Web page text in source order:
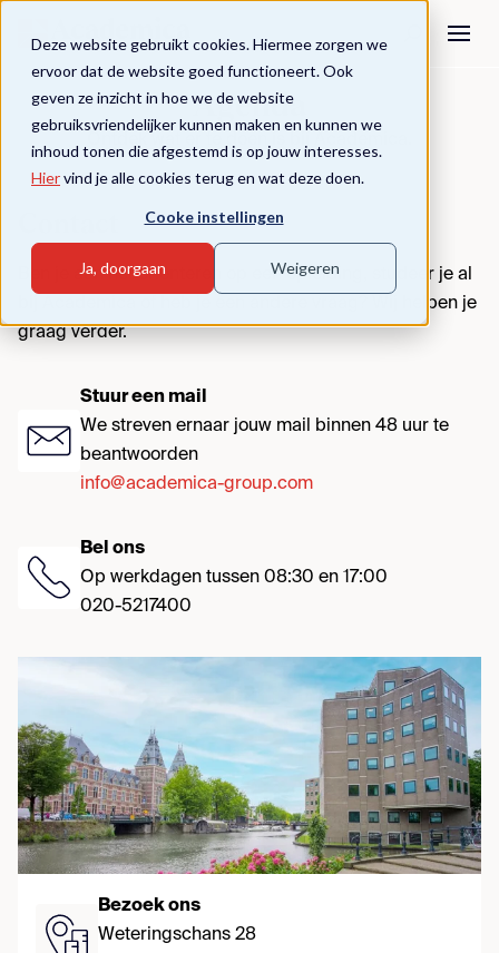
Deze website gebruikt cookies. Hiermee zorgen we
ervoor dat de website goed functioneert. Ook
geven ze inzicht in hoe we de website
gebruiksvriendelijker kunnen maken en kunnen we
inhoud tonen die afgestemd is op jouw interesses.
Hiervind je alle cookies terug en wat deze doen.
Cooke instellingen
Ja, doorgaan Weigeren
Agenda
Ben je aan het oriënteren op een opleiding, studeer je al
bij Academica of heb je een andere vraag? Wij helpen je
graag verder.
Stuur een mail
We streven ernaar jouw mail binnen 48 uur te
beantwoorden
info@academica-group.com
Bel ons
Op werkdagen tussen 08:30 en 17:00
020-5217400
Bezoek ons
Weteringschans 28